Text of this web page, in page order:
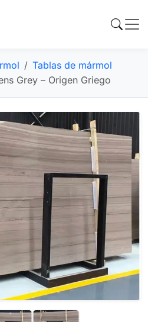
Tablas de mármol
Grey – Origen Griego